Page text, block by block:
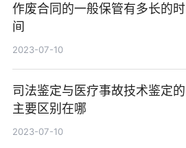
作废合同的一般保管有多长的时
间
2023-07-10
司法鉴定与医疗事故技术鉴定的
主要区别在哪
2023-07-10